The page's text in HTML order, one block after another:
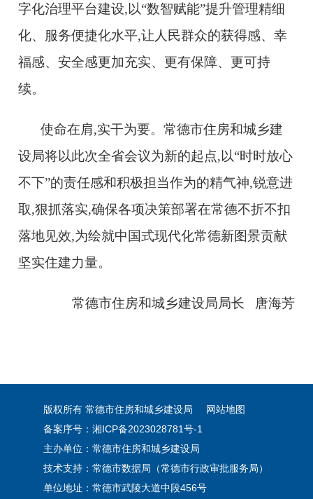
字化治理平台建设,以“数智赋能”提升管理精细
化、服务便捷化水平,让人民群众的获得感、幸
福感、安全感更加充实、更有保障、更可持
续。
使命在肩,实干为要。常德市住房和城乡建
设局将以此次全省会议为新的起点,以“时时放心
不下”的责任感和积极担当作为的精气神,锐意进
取,狠抓落实,确保各项决策部署在常德不折不扣
落地见效,为绘就中国式现代化常德新图景贡献
坚实住建力量。
常德市住房和城乡建设局局长 唐海芳
版权所有 常德市住房和城乡建设局
网站地图
备案序号：湘ICP备2023028781号-1
主办单位：常德市住房和城乡建设局
技术支持：常德市数据局（常德市行政审批服务局）
单位地址：常德市武陵大道中段456号